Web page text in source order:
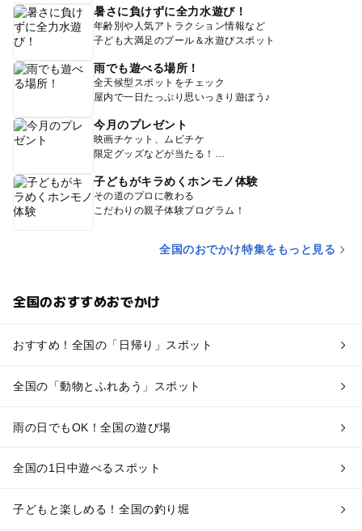
暑さに負けずに全力水遊び！
年齢別や人気アトラクション情報など
子ども大満足のプール＆水遊びスポット
雨でも遊べる場所！
全天候型スポットをチェック
屋内で一日たっぷり思いっきり遊ぼう♪
今月のプレゼント
映画チケット、ムビチケ
限定グッズなどが当たる！
子どもがキラめくホンモノ体験
その道のプロに教わる
こだわりの親子体験プログラム！
全国のおでかけ特集をもっと見る
全国のおすすめおでかけ
おすすめ！全国の「日帰り」スポット
全国の「動物とふれあう」スポット
雨の日でもOK！全国の遊び場
全国の1日中遊べるスポット
子どもと楽しめる！全国の釣り堀